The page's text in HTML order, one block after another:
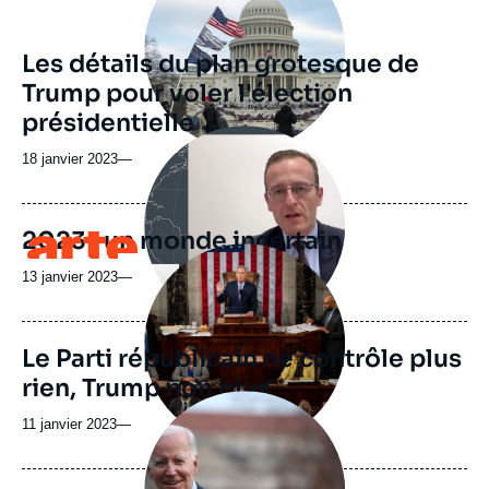
Les détails du plan grotesque de
Trump pour voler l'élection
présidentielle
18 janvier 2023—
Logo
Image
principale
médiatique
2023 : un monde incertain
13 janvier 2023—
Image
principale
médiatique
Le Parti républicain ne contrôle plus
rien, Trump non plus
11 janvier 2023—
Image
principale
médiatique